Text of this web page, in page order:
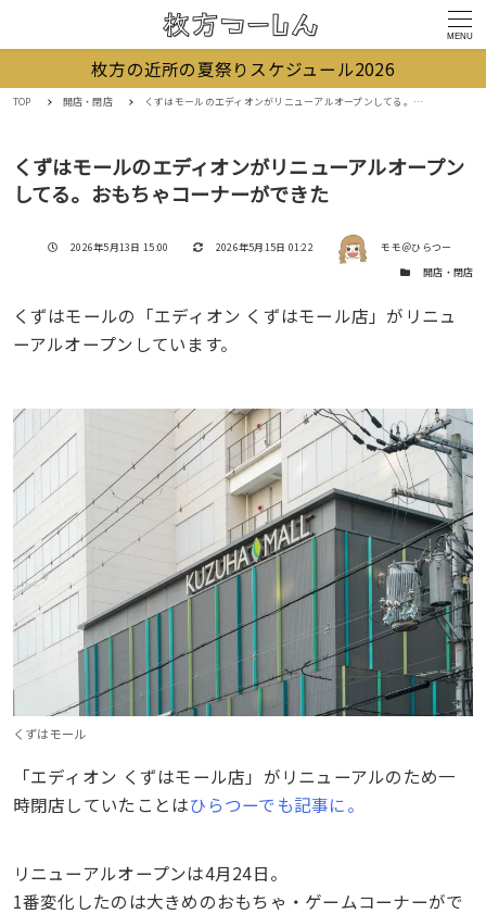
MENU
枚方の近所の夏祭りスケジュール2026
TOP 開店・閉店 くずはモールのエディオンがリニューアルオープンしてる。おもちゃコーナーができた
くずはモールのエディオンがリニューアルオープン
してる。おもちゃコーナーができた
投稿日
2026年5月13日 15:00 更新日
2026年5月15日 01:22 著者
モモ＠ひらつー
カテゴリー開店・閉店
くずはモールの「エディオン くずはモール店」がリニュ
ーアルオープンしています。
くずはモール
「エディオン くずはモール店」がリニューアルのため一
時閉店していたことはひらつーでも記事に。
リニューアルオープンは4月24日。
1番変化したのは大きめのおもちゃ・ゲームコーナーがで